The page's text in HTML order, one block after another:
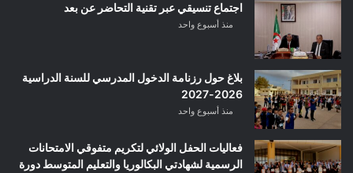
اجتماع تنسيقي عبر تقنية التحاضر عن بعد
منذ أسبوع واحد
بلاغ حول رزنامة الدخول المدرسي للسنة الدراسية
2026-2027
منذ أسبوع واحد
فعاليات الحفل الولائي لتكريم متفوقي الامتحانات
الرسمية لشهادتي البكالوريا والتعليم المتوسط دورة